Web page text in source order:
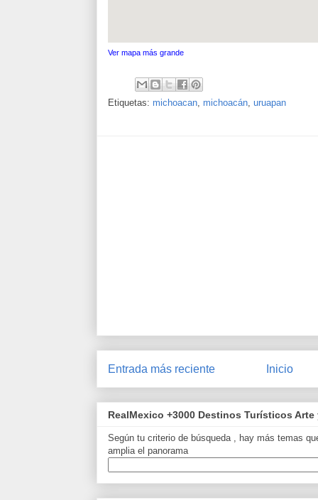
Ver mapa más grande
Etiquetas: michoacan, michoacán, uruapan
Entrada más reciente Inicio
RealMexico +3000 Destinos Turísticos
Según tu criterio de búsqueda , hay más temas
amplia el panorama